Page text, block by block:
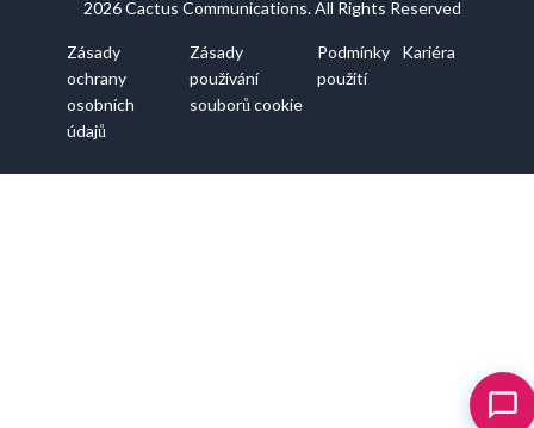
2026 Cactus Communications. All Rights Reserved
Zásady
ochrany
osobních
údajů
Zásady
používání
souborů cookie
Podmínky
použití
Kariéra